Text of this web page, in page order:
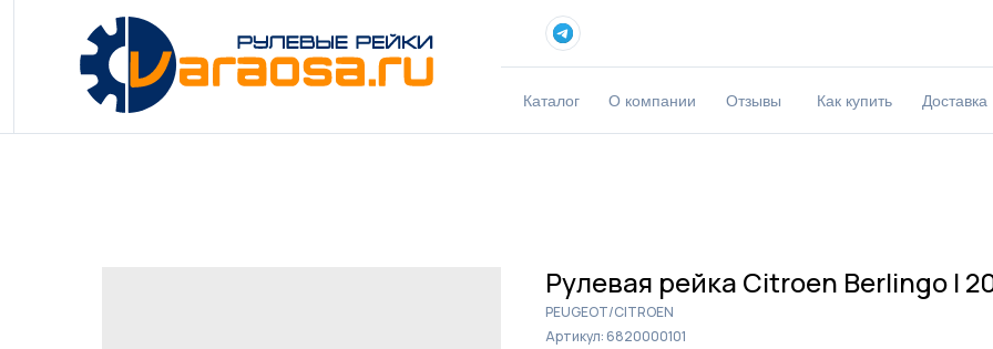
Каталог О компании Отзывы Доставка
Как купить
Рулевая рейка Citroen Berlingo I
PEUGEOT/CITROEN
Артикул: 6820000101